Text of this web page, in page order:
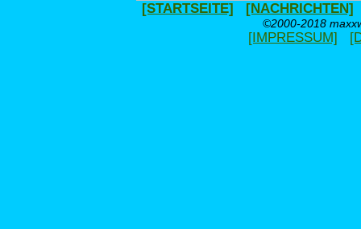
[STARTSEITE] [NACHRICHTEN]
©2000-2018
[IMPRESSUM]